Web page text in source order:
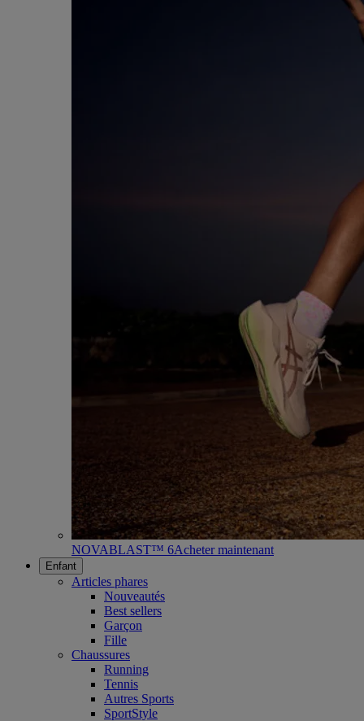
NOVABLAST™ 6Acheter maintenant
Enfant
Articles phares
Nouveautés
Best sellers
Garçon
Fille
Chaussures
Running
Tennis
Autres Sports
SportStyle